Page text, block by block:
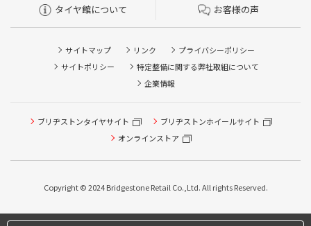
タイヤ館について お客様の声
サイトマップ リンク
プライバシーポリシー
サイトポリシー
特定整備に関する弊社取組について
企業情報
ブリヂストンタイヤサイト
ブリヂストンホイールサイト
オンラインストア
Copyright © 2024 Bridgestone Retail Co.,Ltd. All rights Reserved.
ピット作業の予約